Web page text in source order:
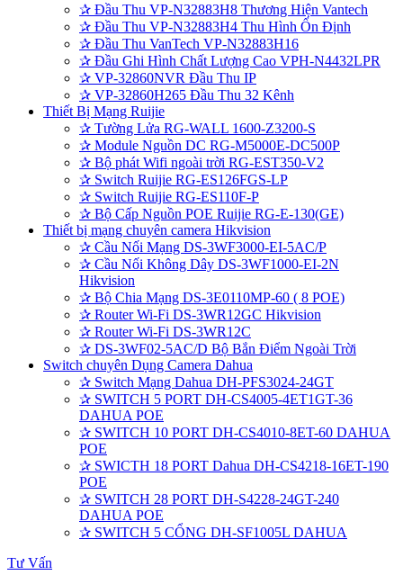
✰ Đầu Thu VP-N32883H8 Thương Hiện Vantech
✰ Đầu Thu VP-N32883H4 Thu Hình Ổn Định
✰ Đầu Thu VanTech VP-N32883H16
✰ Đầu Ghi Hình Chất Lượng Cao VPH-N4432LPR
✰ VP-32860NVR Đầu Thu IP
✰ VP-32860H265 Đầu Thu 32 Kênh
Thiết Bị Mạng Ruijie
✰ Tường Lửa RG-WALL 1600-Z3200-S
✰ Module Nguồn DC RG-M5000E-DC500P
✰ Bộ phát Wifi ngoài trời RG-EST350-V2
✰ Switch Ruijie RG-ES126FGS-LP
✰ Switch Ruijie RG-ES110F-P
✰ Bộ Cấp Nguồn POE Ruijie RG-E-130(GE)
Thiết bị mạng chuyên camera Hikvision
✰ Cầu Nối Mạng DS-3WF3000-EI-5AC/P
✰ Cầu Nối Không Dây DS-3WF1000-EI-2N
Hikvision
✰ Bộ Chia Mạng DS-3E0110MP-60 ( 8 POE)
✰ Router Wi-Fi DS-3WR12GC Hikvision
✰ Router Wi-Fi DS-3WR12C
✰ DS-3WF02-5AC/D Bộ Bắn Điểm Ngoài Trời
Switch chuyên Dụng Camera Dahua
✰ Switch Mạng Dahua DH-PFS3024-24GT
✰ SWITCH 5 PORT DH-CS4005-4ET1GT-36
DAHUA POE
✰ SWITCH 10 PORT DH-CS4010-8ET-60 DAHUA
POE
✰ SWICTH 18 PORT Dahua DH-CS4218-16ET-190
POE
✰ SWITCH 28 PORT DH-S4228-24GT-240
DAHUA POE
✰ SWITCH 5 CỔNG DH-SF1005L DAHUA
Tư Vấn